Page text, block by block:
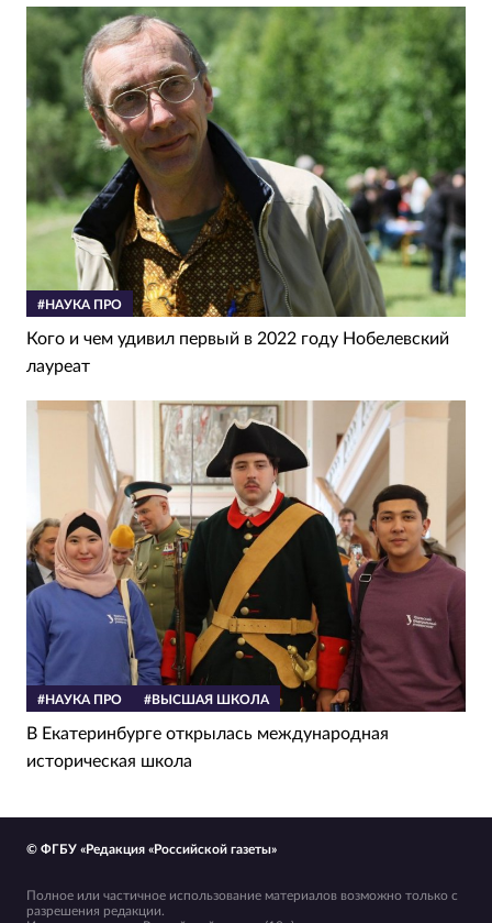
#НАУКА ПРО
Кого и чем удивил первый в 2022 году Нобелевский
лауреат
#НАУКА ПРО #ВЫСШАЯ ШКОЛА
В Екатеринбурге открылась международная
историческая школа
© ФГБУ «Редакция «Российской газеты»
Полное или частичное использование материалов возможно только с
разрешения редакции.